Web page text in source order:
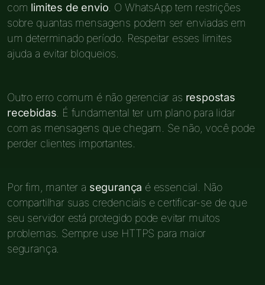
com limites de envio . O WhatsApp tem restrições
sobre quantas mensagens podem ser enviadas em
um determinado período. Respeitar esses limites
ajuda a evitar bloqueios.
Outro erro comum é não gerenciar as respostas
recebidas . É fundamental ter um plano para lidar
com as mensagens que chegam. Se não, você pode
perder clientes importantes.
Por fim, manter a segurança é essencial. Não
compartilhar suas credenciais e certificar-se de que
seu servidor está protegido pode evitar muitos
problemas. Sempre use HTTPS para maior
segurança.